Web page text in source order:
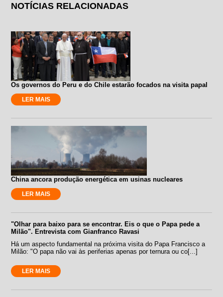
NOTÍCIAS RELACIONADAS
Os governos do Peru e do Chile estarão focados na visita papal
LER MAIS
China ancora produção energética em usinas nucleares
LER MAIS
"Olhar para baixo para se encontrar. Eis o que o Papa pede a
Milão". Entrevista com Gianfranco Ravasi
Há um aspecto fundamental na próxima visita do Papa Francisco a
Milão: "O papa não vai às periferias apenas por ternura ou co[...]
LER MAIS